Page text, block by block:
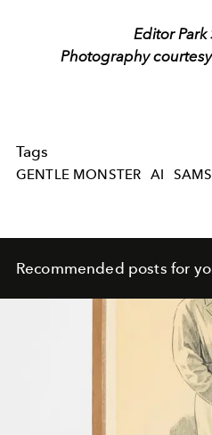
Editor Park
Photography
Tags
GENTLE MONSTER AI
Recommended posts for